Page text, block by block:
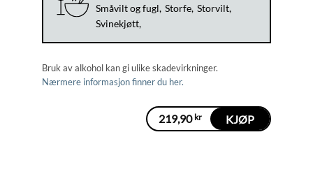
Småvilt og fugl Storfe Storvilt
Svinekjøtt
Bruk av alkohol kan gi ulike skadevirkninger.
Nærmere informasjon finner du her.
219,90 kr KJØP